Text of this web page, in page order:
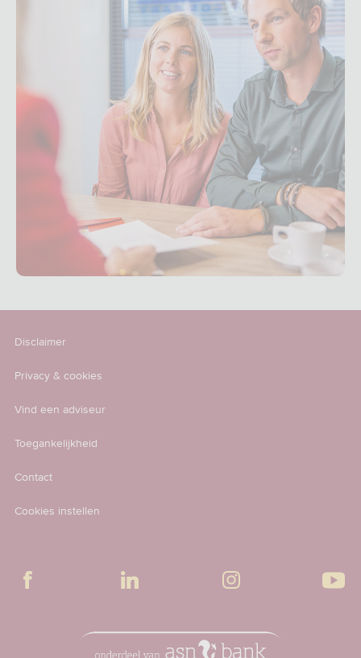
Disclaimer
Privacy & cookies
Vind een adviseur
Toegankelijkheid
Contact
Cookies instellen